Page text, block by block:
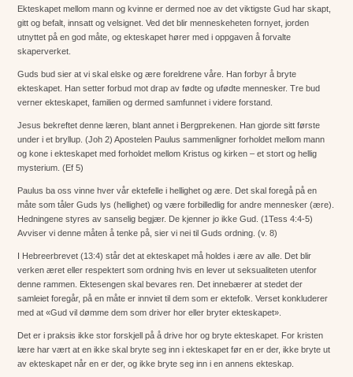
Ekteskapet mellom mann og kvinne er dermed noe av det viktigste Gud har skapt,
gitt og befalt, innsatt og velsignet. Ved det blir menneskeheten fornyet, jorden
utnyttet på en god måte, og ekteskapet hører med i oppgaven å forvalte
skaperverket.
Guds bud sier at vi skal elske og ære foreldrene våre. Han forbyr å bryte
ekteskapet. Han setter forbud mot drap av fødte og ufødte mennesker. Tre bud
verner ekteskapet, familien og dermed samfunnet i videre forstand.
Jesus bekreftet denne læren, blant annet i Bergprekenen. Han gjorde sitt første
under i et bryllup. (Joh 2) Apostelen Paulus sammenligner forholdet mellom mann
og kone i ekteskapet med forholdet mellom Kristus og kirken – et stort og hellig
mysterium. (Ef 5)
Paulus ba oss vinne hver vår ektefelle i hellighet og ære. Det skal foregå på en
måte som tåler Guds lys (hellighet) og være forbilledlig for andre mennesker (ære).
Hedningene styres av sanselig begjær. De kjenner jo ikke Gud. (1Tess 4:4-5)
Avviser vi denne måten å tenke på, sier vi nei til Guds ordning. (v. 8)
I Hebreerbrevet (13:4) står det at ekteskapet må holdes i ære av alle. Det blir
verken æret eller respektert som ordning hvis en lever ut seksualiteten utenfor
denne rammen. Ektesengen skal bevares ren. Det innebærer at stedet der
samleiet foregår, på en måte er innviet til dem som er ektefolk. Verset konkluderer
med at «Gud vil dømme dem som driver hor eller bryter ekteskapet».
Det er i praksis ikke stor forskjell på å drive hor og bryte ekteskapet. For kristen
lære har vært at en ikke skal bryte seg inn i ekteskapet før en er der, ikke bryte ut
av ekteskapet når en er der, og ikke bryte seg inn i en annens ekteskap.